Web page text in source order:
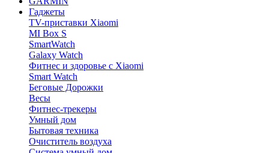
Гаджеты
TV-приставки Xiaomi
MI Box S
SmartWatch
Galaxy Watch
Фитнес и здоровье с Xiaomi
Smart Watch
Беговые Дорожки
Весы
Фитнес-трекеры
Умный дом
Бытовая техника
Очиститель воздуха